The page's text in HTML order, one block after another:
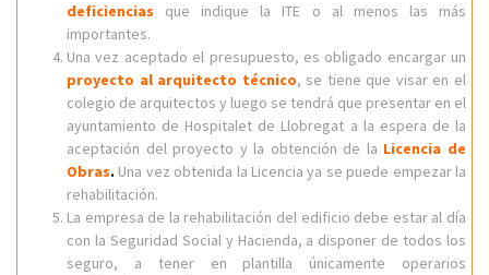
deficiencias que indique la ITE o al menos las más
importantes.
Una vez aceptado el presupuesto, es obligado encargar un
proyecto al arquitecto técnico, se tiene que visar en el
colegio de arquitectos y luego se tendrá que presentar en el
ayuntamiento de Hospitalet de Llobregat a la espera de la
aceptación del proyecto y la obtención de la Licencia de
Obras. Una vez obtenida la Licencia ya se puede empezar la
rehabilitación.
La empresa de la rehabilitación del edificio debe estar al día
con la Seguridad Social y Hacienda, a disponer de todos los
seguro, a tener en plantilla únicamente operarios